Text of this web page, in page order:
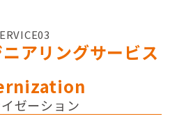
03
アリングサービス
ゼーション